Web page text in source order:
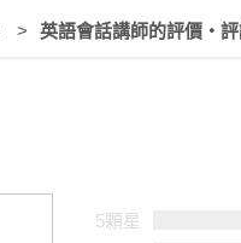
英語會話講師的評價・
5顆星